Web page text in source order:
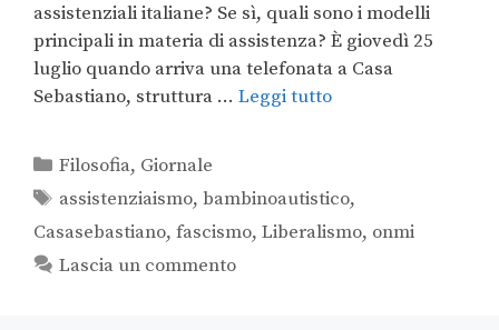
assistenziali italiane? Se sì, quali sono i modelli
principali in materia di assistenza? È giovedì 25
luglio quando arriva una telefonata a Casa
Sebastiano, struttura … Leggi tutto
Filosofia, Giornale
assistenziaismo,bambinoautistico,
Casasebastiano, fascismo, Liberalismo, onmi
Lascia un commento